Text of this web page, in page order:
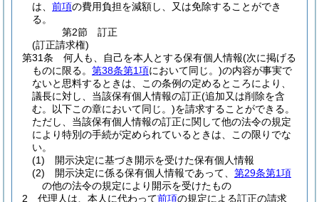
は、 前項の費用負担を減額し、又は免除することができ
る。
第2節
訂正
(訂正請求権)
第31条
何人も、自己を本人とする保有個人情報(次に掲げる
ものに限る。 第38条第1項において同じ。)の内容が事実で
ないと思料するときは、この条例の定めるところにより、
議長に対し、当該保有個人情報の訂正(追加又は削除を含
む。以下この章において同じ。)を請求することができる。
ただし、当該保有個人情報の訂正に関して他の法令の規定
により特別の手続が定められているときは、この限りでな
い。
(1)
開示決定に基づき開示を受けた保有個人情報
(2)
開示決定に係る保有個人情報であって、 第29条第1項
の他の法令の規定により開示を受けたもの
2
代理人は、本人に代わって前項の規定による訂正の請求